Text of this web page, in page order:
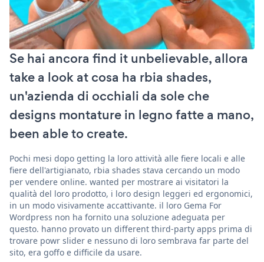
Se hai ancora find it unbelievable, allora
take a look at cosa ha rbia shades,
un'azienda di occhiali da sole che
designs montature in legno fatte a mano,
been able to create.
Pochi mesi dopo getting la loro attività alle fiere locali e alle
fiere dell'artigianato, rbia shades stava cercando un modo
per vendere online. wanted per mostrare ai visitatori la
qualità del loro prodotto, i loro design leggeri ed ergonomici,
in un modo visivamente accattivante. il loro Gema For
Wordpress non ha fornito una soluzione adeguata per
questo. hanno provato un different third-party apps prima di
trovare powr slider e nessuno di loro sembrava far parte del
sito, era goffo e difficile da usare.